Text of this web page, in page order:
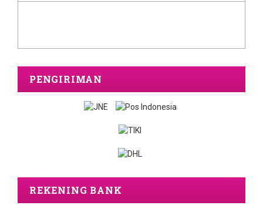
PENGIRIMAN
REKENING BANK